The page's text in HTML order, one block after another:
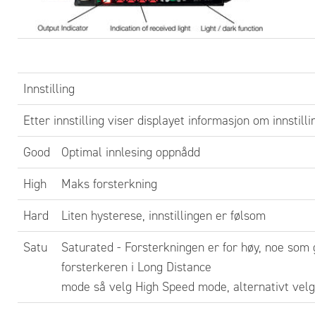
3.
objekt
Innstilling
Etter innstilling viser displayet informasjon om
Good Optimal innlesing oppnådd
High Maks forsterkning
Hard Liten hysterese, innstillingen er følsom
Satu
Saturated - Forsterkningen er for høy, noe
forsterkeren i Long Distance
mode så velg High Speed mode, alternativt